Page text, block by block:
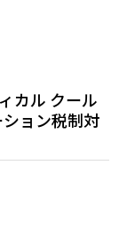
カル クール
ョン税制対